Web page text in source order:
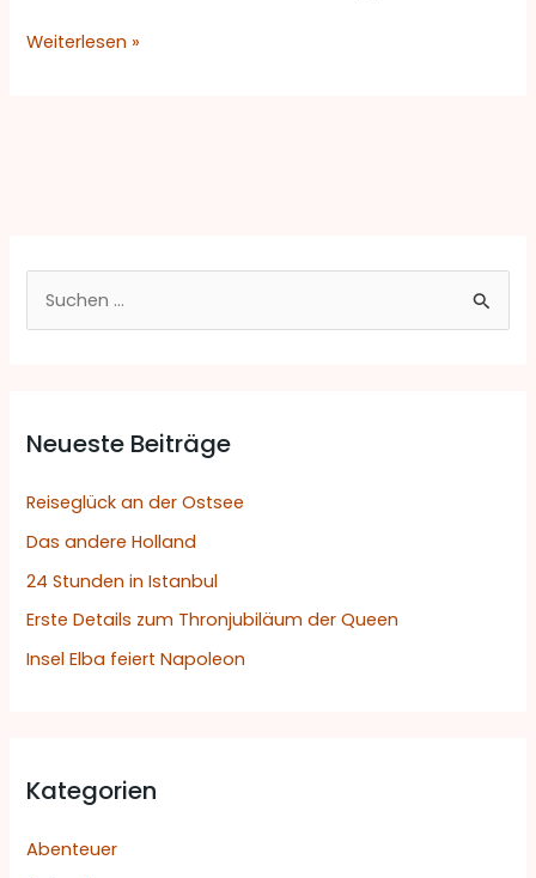
Weiterlesen »
e
n
a
c
h
:
Neueste Beiträge
Reiseglück an der Ostsee
Das andere Holland
24 Stunden in Istanbul
Erste Details zum Thronjubiläum der Queen
Insel Elba feiert Napoleon
Kategorien
Abenteuer